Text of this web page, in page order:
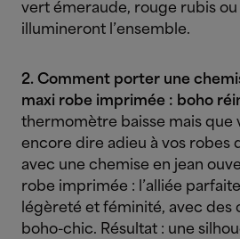
vert émeraude, rouge rubis
illumineront l’ensemble.
2. Comment porter une
maxi robe imprimée : boho
thermomètre baisse mais que
encore dire adieu à vos robes
avec une chemise en jean
robe imprimée : l’alliée
légèreté et féminité, avec des
boho-chic. Résultat : une